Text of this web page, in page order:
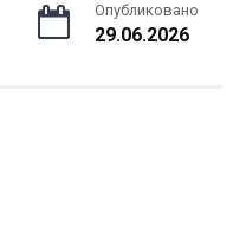
Опубликовано
29.06.2026